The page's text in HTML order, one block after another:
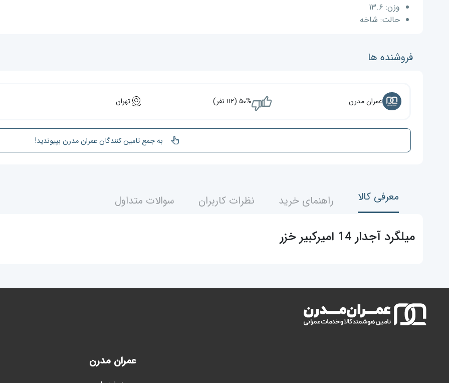
وزن: ۱۳.۶
حالت: شاخه
فروشنده ها
عمران مدرن ۵۰% (۱۱۲ نفر) تهران
به جمع تامین کنندگان عمران مدرن بپیوندید!
معرفی کالا راهنمای خرید نظرات کاربران سوالات متداول
میلگرد آجدار 14 امیرکبیر خزر
عمران مدرن